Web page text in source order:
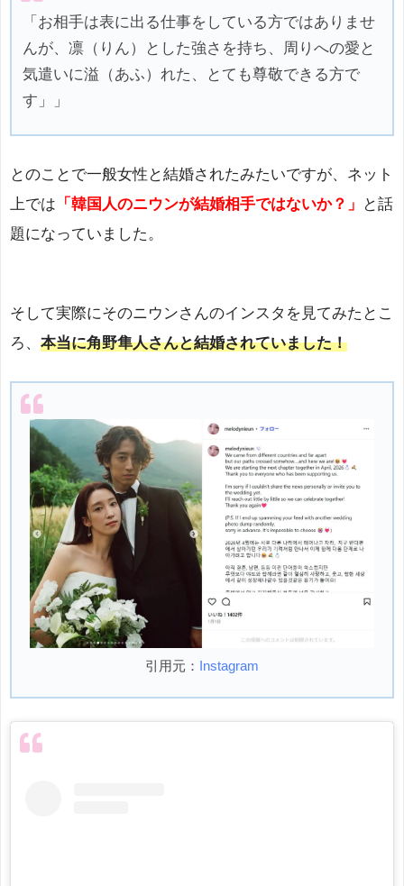
「お相手は表に出る仕事をしている方ではありませ
んが、凛（りん）とした強さを持ち、周りへの愛と
気遣いに溢（あふ）れた、とても尊敬できる方で
す」」
とのことで一般女性と結婚されたみたいですが、ネット
上では 「韓国人のニウンが結婚相手ではないか？」
と話
題になっていました。
そして実際にそのニウンさんのインスタを見てみたとこ
ろ、 本当に角野隼人さんと結婚されていました！
引用元： Instagram